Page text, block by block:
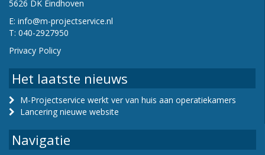
5626 DK Eindhoven
E: info@m-projectservice.nl
T: 040-2927950
Privacy Policy
Het laatste nieuws
M-Projectservice werkt ver van huis aan operatiekamers
Lancering nieuwe website
Navigatie